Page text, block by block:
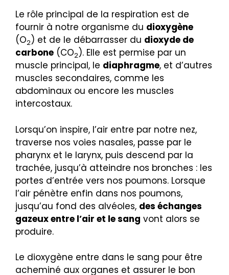
Le rôle principal de la respiration est de
fournir à notre organisme du dioxygène
(O2) et de le débarrasser du dioxyde de
carbone (CO2). Elle est permise par un
muscle principal, le diaphragme, et d’autres
muscles secondaires, comme les
abdominaux ou encore les muscles
intercostaux.
Lorsqu’on inspire, l’air entre par notre nez,
traverse nos voies nasales, passe par le
pharynx et le larynx, puis descend par la
trachée, jusqu’à atteindre nos bronches : les
portes d’entrée vers nos poumons. Lorsque
l’air pénètre enfin dans nos poumons,
jusqu’au fond des alvéoles, des échanges
gazeux entre l’air et le sang vont alors se
produire.
Le dioxygène entre dans le sang pour être
acheminé aux organes et assurer le bon